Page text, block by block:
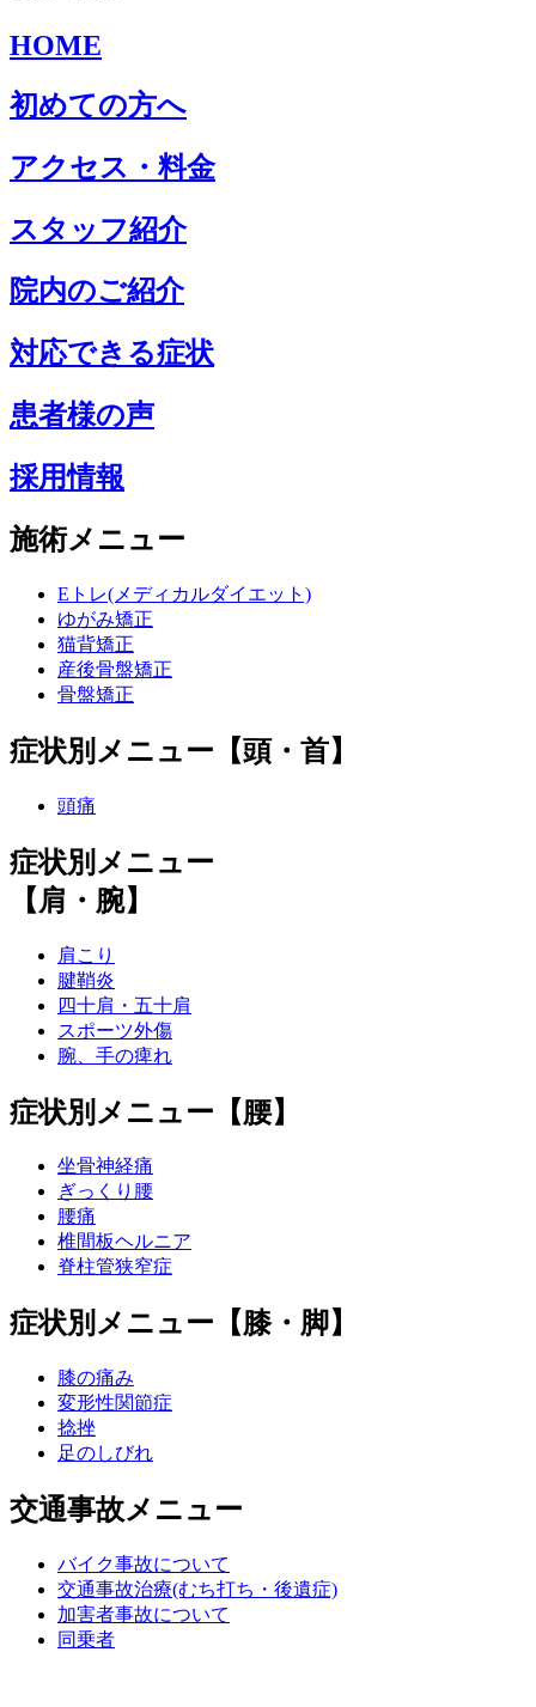
HOME
初めての方へ
アクセス・料金
スタッフ紹介
院内のご紹介
対応できる症状
患者様の声
採用情報
施術メニュー
Eトレ(メディカルダイエット)
ゆがみ矯正
猫背矯正
産後骨盤矯正
骨盤矯正
症状別メニュー【頭・首】
頭痛
症状別メニュー
【肩・腕】
肩こり
腱鞘炎
四十肩・五十肩
スポーツ外傷
腕、手の痺れ
症状別メニュー【腰】
坐骨神経痛
ぎっくり腰
腰痛
椎間板ヘルニア
脊柱管狭窄症
症状別メニュー【膝・脚】
膝の痛み
変形性関節症
捻挫
足のしびれ
交通事故メニュー
バイク事故について
交通事故治療(むち打ち・後遺症)
加害者事故について
同乗者